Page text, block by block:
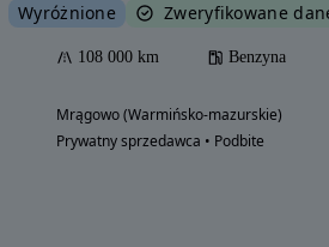
Wyróżnione Zweryfikowane
108 000 km Benzyna
Mrągowo (Warmińsko-mazurskie)
Prywatny sprzedawca • Podbite